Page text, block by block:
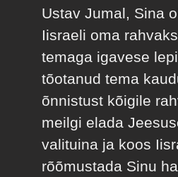
Ustav Jumal, Sina
Iisraeli oma
temaga igavese
tõotanud tema
õnnistust kõigile
meilgi elada
valituina ja koos
rõõmustada Sinu